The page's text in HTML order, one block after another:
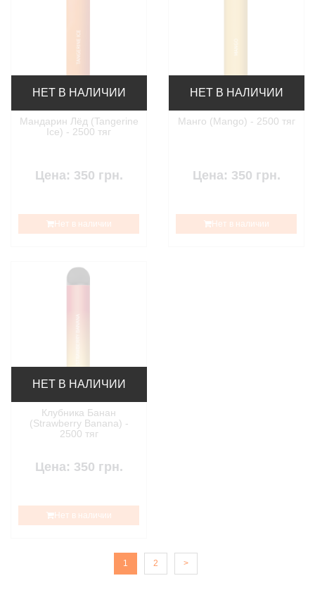
НЕТ В НАЛИЧИИ
Мандарин Лёд (Tangerine
Ice) - 2500 тяг
Цена: 350 грн.
Нет в наличии
НЕТ В НАЛИЧИИ
Манго (Mango) - 2500 тяг
Цена: 350 грн.
Нет в наличии
НЕТ В НАЛИЧИИ
Клубника Банан
(Strawberry Banana) -
2500 тяг
Цена: 350 грн.
Нет в наличии
1 2 >